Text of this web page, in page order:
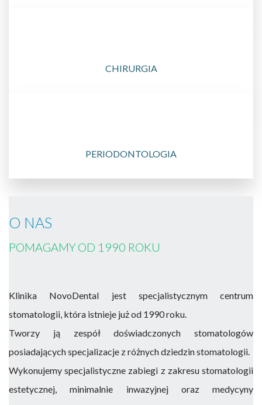
CHIRURGIA
PERIODONTOLOGIA
O NAS
POMAGAMY OD 1990 ROKU
Klinika NovoDental jest specjalistycznym centrum
stomatologii, która istnieje już od 1990 roku.
Tworzy ją zespół doświadczonych stomatologów
posiadających specjalizacje z różnych dziedzin stomatologii.
Wykonujemy specjalistyczne zabiegi z zakresu stomatologii
estetycznej, minimalnie inwazyjnej oraz medycyny